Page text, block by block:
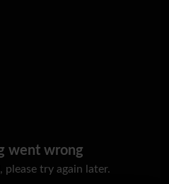
went wrong
try again later.